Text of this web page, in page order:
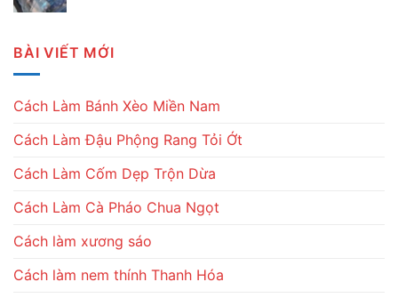
BÀI VIẾT MỚI
Cách Làm Bánh Xèo Miền Nam
Cách Làm Đậu Phộng Rang Tỏi Ớt
Cách Làm Cốm Dẹp Trộn Dừa
Cách Làm Cà Pháo Chua Ngọt
Cách làm xương sáo
Cách làm nem thính Thanh Hóa